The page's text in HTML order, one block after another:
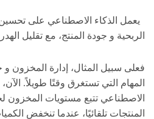
يعمل الذكاء الاصطناعي على تحسين
الربحية و جودة المنتج، مع تقليل
فعلى سبيل المثال، إدارة المخزون
المهام التي تستغرق وقتًا طويلاً.
الاصطناعي تتبع مستويات المخزون
المنتجات تلقائيًا، عندما تنخفض